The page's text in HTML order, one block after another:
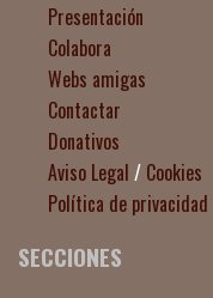
Presentación
Colabora
Webs amigas
Contactar
Donativos
Aviso Legal / Cookies
Política de privacidad
SECCIONES